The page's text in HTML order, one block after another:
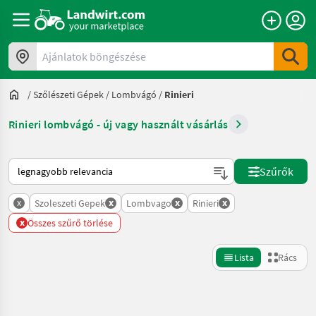
Ajánlatok böngészése
/Szőlészeti Gépek / Lombvágó / Rinieri
Rinieri lombvágó - új vagy használt vásárlás
Így van sorba rendezve a Landwirt.com-on
Szűrők
x Szoleszeti Gepek x Lombvago x Rinieri x
x Összes szűrő törlése
Lista Rács